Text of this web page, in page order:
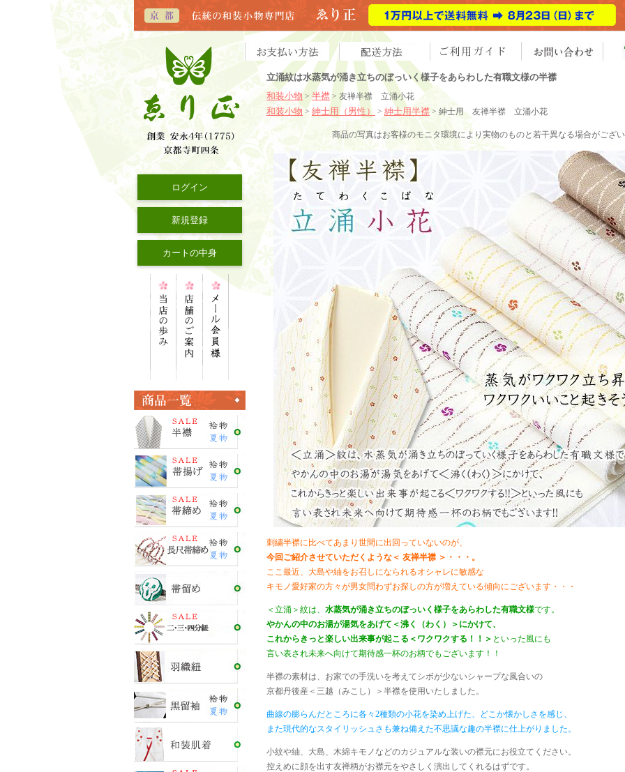
ログイン
新規登録
カートの中身
立涌紋は水蒸気が涌き立ちのぼっいく様子をあらわした有職文様の半襟
和装小物 > 半襟 > 友禅半襟 立涌小花
和装小物 > 紳士用（男性） > 紳士用半襟 > 紳士用 友禅半襟 立涌小花
商品の写真はお客様のモニタ環境により実物のものと若干異なる場合がござ
刺繍半襟に比べてあまり世間に出回っていないのが、
今回ご紹介させていただくような＜ 友禅半襟 ＞・・・。
ここ最近、大島や紬をお召しになられるオシャレに敏感な
キモノ愛好家の方々が男女問わずお探しの方が増えている傾向にございます・・・
＜立涌＞紋は、 水蒸気が涌き立ちのぼっいく様子をあらわした有職文様です。
やかんの中のお湯が湯気をあげて＜沸く（わく）＞にかけて、
これからきっと楽しい出来事が起こる＜ワクワクする！！＞ といった風にも
言い表され未来へ向けて期待感一杯のお柄でもございます！！
半襟の素材は、お家での手洗いを考えてシボが少ないシャープな風合いの
京都丹後産＜三越（みこし）＞半襟を使用いたしました。
曲線の膨らんだところに各々2種類の小花を染め上げた、どこか懐かしさを感じ、
また現代的なスタイリッシュさも兼ね備えた不思議な趣の半襟に仕上がりました。
小紋や紬、大島、木綿キモノなどのカジュアルな装いの襟元にお役立てください。
控えめに顔を出す友禅柄がお襟元をやさしく演出してくれるはずです。